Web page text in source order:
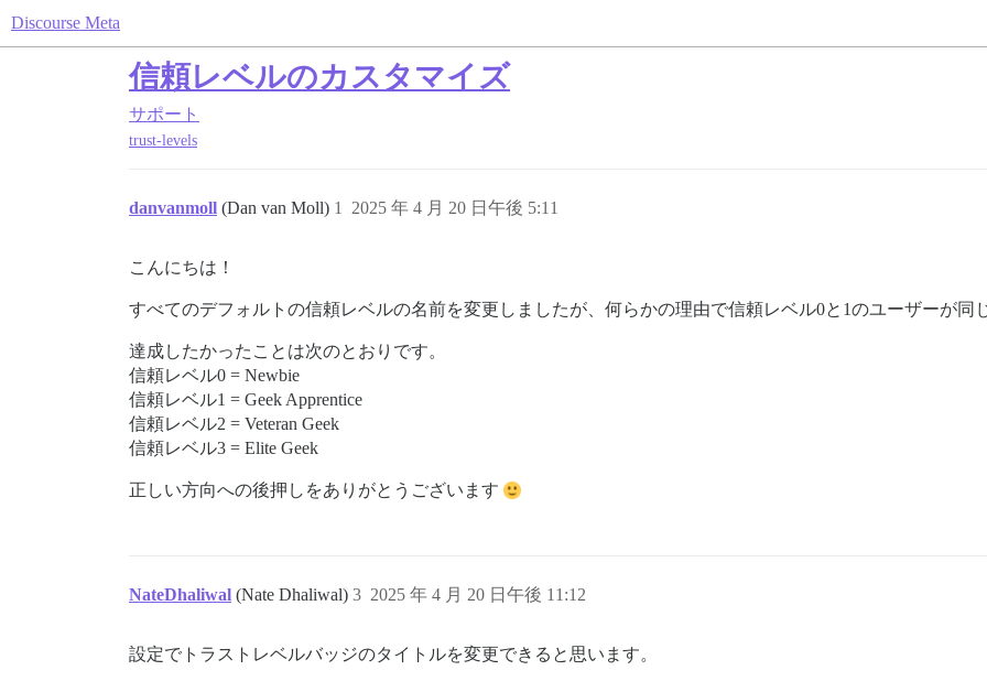
Discourse Meta
信頼レベルのカスタマイズ
サポート
trust-levels
danvanmoll (Dan van Moll) 2025 年 4 月 20 日午後 5:11
1
こんにちは！
すべてのデフォルトの信頼レベルの名前を変更しましたが、何らかの理由で信頼レベル0と1のユーザーが同
達成したかったことは次のとおりです。
信頼レベル0 = Newbie
信頼レベル1 = Geek Apprentice
信頼レベル2 = Veteran Geek
信頼レベル3 = Elite Geek
正しい方向への後押しをありがとうございます
NateDhaliwal (Nate Dhaliwal) 2025 年 4 月 20 日午後 11:12
3
設定でトラストレベルバッジのタイトルを変更できると思います。